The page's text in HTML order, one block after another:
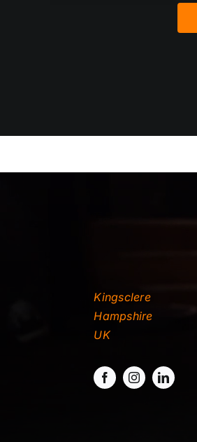
Kingsclere
Hampshire
UK